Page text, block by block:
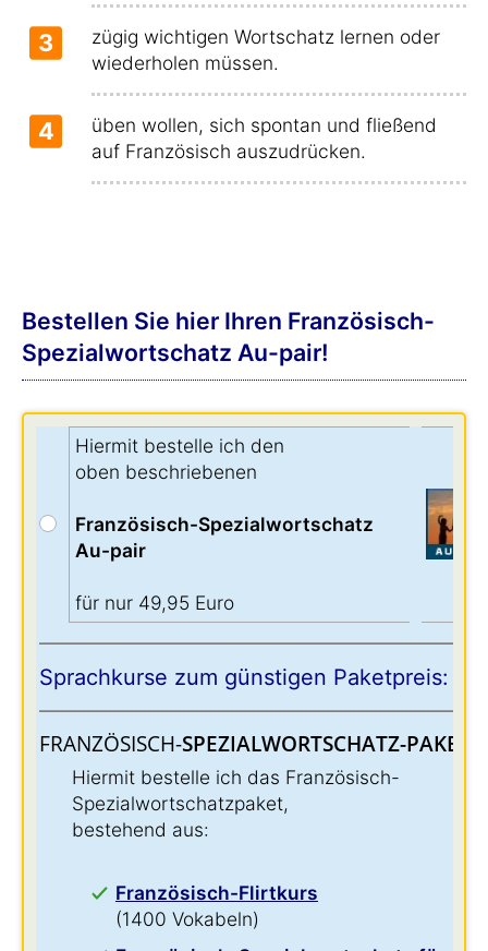
3
zügig wichtigen Wortschatz lernen oder
wiederholen müssen.
4
üben wollen, sich spontan und fließend
auf Französisch auszudrücken.
Bestellen Sie hier Ihren Französisch-
Spezialwortschatz Au-pair!
Hiermit bestelle ich den
oben beschriebenen
Französisch-Spezialwortschatz
Au-pair
für nur 49,95 Euro
Sprachkurse zum günstigen Paketpreis:
FRANZÖSISCH-SPEZIALWORTSCHATZ-PAKET:
Hiermit bestelle ich das Französisch-
Spezialwortschatzpaket,
bestehend aus:
Französisch-Flirtkurs
(1400 Vokabeln)